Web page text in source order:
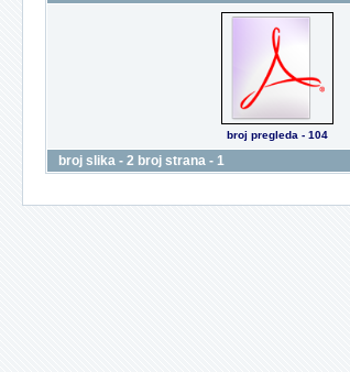
broj pregleda - 104
broj slika - 2 broj strana - 1